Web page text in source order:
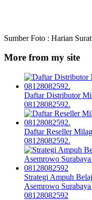
Sumber Foto : Harian
More from my site
Daftar Distributor
08128082592.
Daftar Reseller
08128082592.
Strategi Ampuh
Asemrowo
08128082592